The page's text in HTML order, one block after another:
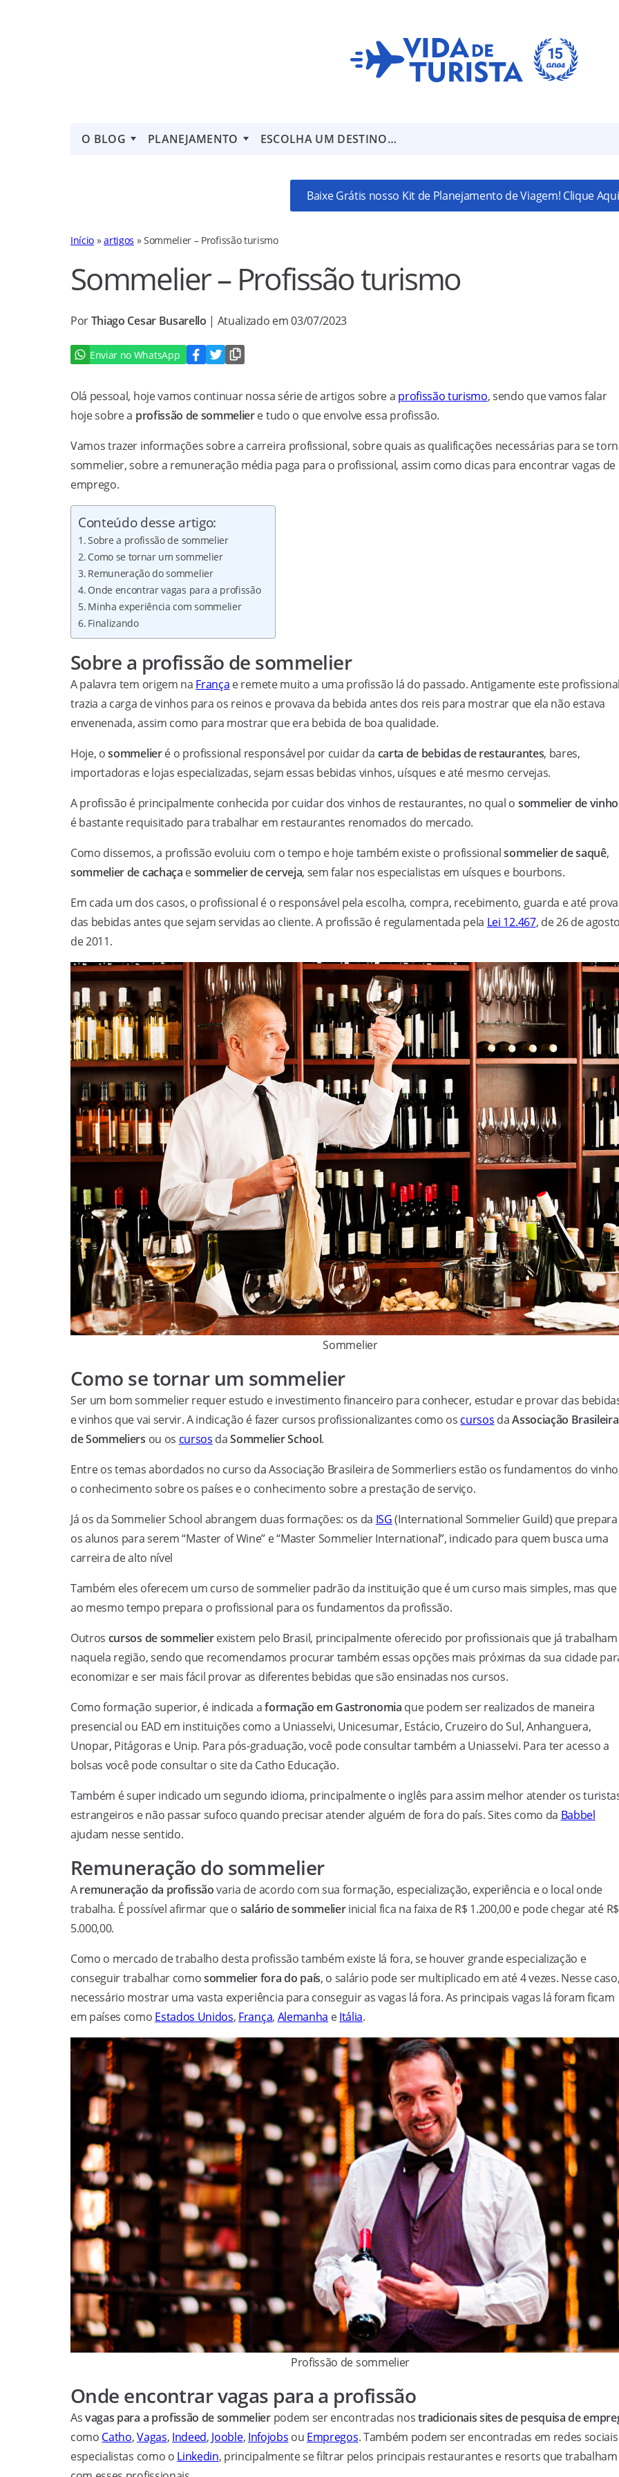
O BLOG PLANEJAMENTO ESCOLHA UM DESTINO…
Baixe Grátis nosso Kit de Planejamento de Viagem! Clique
Início »artigos »Sommelier – Profissão turismo
Sommelier – Profissão turismo
PorThiago Cesar Busarello | Atualizado em 03/07/2023
Enviar no WhatsApp
Olá pessoal, hoje vamos continuar nossa série de artigos sobre a profissão turismo, sendo que vamos falar
hoje sobre a profissão de sommeliere tudo o que envolve essa profissão.
Vamos trazer informações sobre a carreira profissional, sobre quais as qualificações necessárias para se
sommelier, sobre a remuneração média paga para o profissional, assim como dicas para encontrar vagas de
emprego.
Conteúdo desse artigo:
Sobre a profissão de sommelier
Como se tornar um sommelier
Remuneração do sommelier
Onde encontrar vagas para a profissão
Minha experiência com sommelier
Finalizando
Sobre a profissão de sommelier
A palavra tem origem na França e remete muito a uma profissão lá do passado. Antigamente este
trazia a carga de vinhos para os reinos e provava da bebida antes dos reis para mostrar que ela não estava
envenenada, assim como para mostrar que era bebida de boa qualidade.
Hoje, osommelieré o profissional responsável por cuidar da carta de bebidas de restaurantes, bares,
importadoras e lojas especializadas, sejam essas bebidas vinhos, uísques e até mesmo cervejas.
A profissão é principalmente conhecida por cuidar dos vinhos de restaurantes, no qual o sommelier de
é bastante requisitado para trabalhar em restaurantes renomados do mercado.
Como dissemos, a profissão evoluiu com o tempo e hoje também existe o profissionalsommelier de saquê,
sommelier de cachaça esommelier de cerveja, sem falar nos especialistas em uísques e bourbons.
Em cada um dos casos, o profissional é o responsável pela escolha, compra, recebimento, guarda e até prova
das bebidas antes que sejam servidas ao cliente. A profissão é regulamentada pela Lei 12.467, de 26 de
de 2011.
Sommelier
Como se tornar um sommelier
Ser um bom sommelier requer estudo e investimento financeiro para conhecer, estudar e provar das
e vinhos que vai servir. A indicação é fazer cursos profissionalizantes como os cursos daAssociação Brasileira
de Sommeliers ou os cursos daSommelier School.
Entre os temas abordados no curso da Associação Brasileira de Sommerliers estão os fundamentos do
o conhecimento sobre os países e o conhecimento sobre a prestação de serviço.
Já os da Sommelier School abrangem duas formações: os da ISG(International Sommelier Guild) que prepara
os alunos para serem “Master of Wine” e “Master Sommelier International”, indicado para quem busca uma
carreira de alto nível
Também eles oferecem um curso de sommelier padrão da instituição que é um curso mais simples, mas que
ao mesmo tempo prepara o profissional para os fundamentos da profissão.
Outros cursos de sommelierexistem pelo Brasil, principalmente oferecido por profissionais que já trabalham
naquela região, sendo que recomendamos procurar também essas opções mais próximas da sua cidade
economizar e ser mais fácil provar as diferentes bebidas que são ensinadas nos cursos.
Como formação superior, é indicada aformação em Gastronomia que podem ser realizados de maneira
presencial ou EAD em instituições como a Uniasselvi, Unicesumar, Estácio, Cruzeiro do Sul, Anhanguera,
Unopar, Pitágoras e Unip. Para pós-graduação, você pode consultar também a Uniasselvi. Para ter acesso a
bolsas você pode consultar o site da Catho Educação.
Também é super indicado um segundo idioma, principalmente o inglês para assim melhor atender os
estrangeiros e não passar sufoco quando precisar atender alguém de fora do país. Sites como da Babbel
ajudam nesse sentido.
Remuneração do sommelier
Aremuneração da profissãovaria de acordo com sua formação, especialização, experiência e o local onde
trabalha. É possível afirmar que o salário de sommelierinicial fica na faixa de R$ 1.200,00 e pode chegar até R$
5.000,00.
Como o mercado de trabalho desta profissão também existe lá fora, se houver grande especialização e
conseguir trabalhar comosommelier fora do país, o salário pode ser multiplicado em até 4 vezes. Nesse
necessário mostrar uma vasta experiência para conseguir as vagas lá fora. As principais vagas lá foram ficam
em países como Estados Unidos, França, Alemanha eItália.
Profissão de sommelier
Onde encontrar vagas para a profissão
Asvagas para a profissão de sommelierpodem ser encontradas nostradicionais sites de pesquisa de
como Catho,Vagas, Indeed, Jooble, Infojobs ou Empregos. Também podem ser encontradas em redes sociais
especialistas como o Linkedin, principalmente se filtrar pelos principais restaurantes e resorts que trabalham